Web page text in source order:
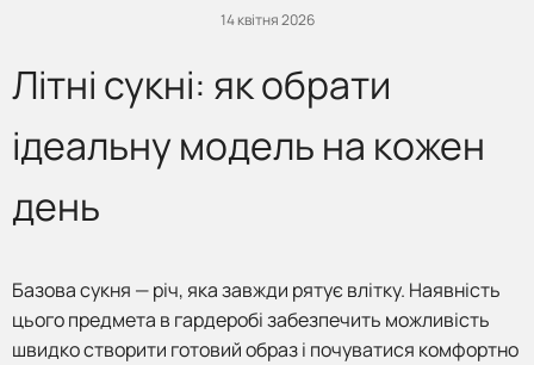
14 квітня 2026
Літні сукні: як обрати
ідеальну модель на кожен
день
Базова сукня — річ, яка завжди рятує влітку. Наявність
цього предмета в гардеробі забезпечить можливість
швидко створити готовий образ і почуватися комфортно